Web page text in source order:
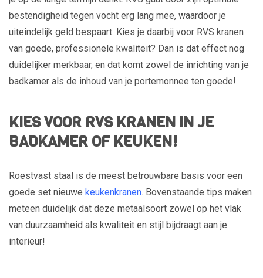
bestendigheid tegen vocht erg lang mee, waardoor je
uiteindelijk geld bespaart. Kies je daarbij voor RVS kranen
van goede, professionele kwaliteit? Dan is dat effect nog
duidelijker merkbaar, en dat komt zowel de inrichting van je
badkamer als de inhoud van je portemonnee ten goede!
KIES VOOR RVS KRANEN IN JE
BADKAMER OF KEUKEN!
Roestvast staal is de meest betrouwbare basis voor een
goede set nieuwe keukenkranen. Bovenstaande tips maken
meteen duidelijk dat deze metaalsoort zowel op het vlak
van duurzaamheid als kwaliteit en stijl bijdraagt aan je
interieur!